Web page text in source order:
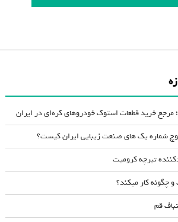
خرید قطعات استوک خودروهای کره‌ای در ایران
شماره یک های صنعت زیبایی ایران کیست؟
تیرچه کرومیت
چگونه کار میکند؟
قم